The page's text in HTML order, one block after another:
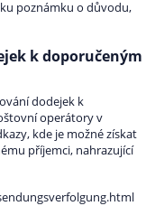
poznámku o důvodu,
k doporučeným
dodejek k
operátory v
kde je možné získat
příjemci, nahrazující